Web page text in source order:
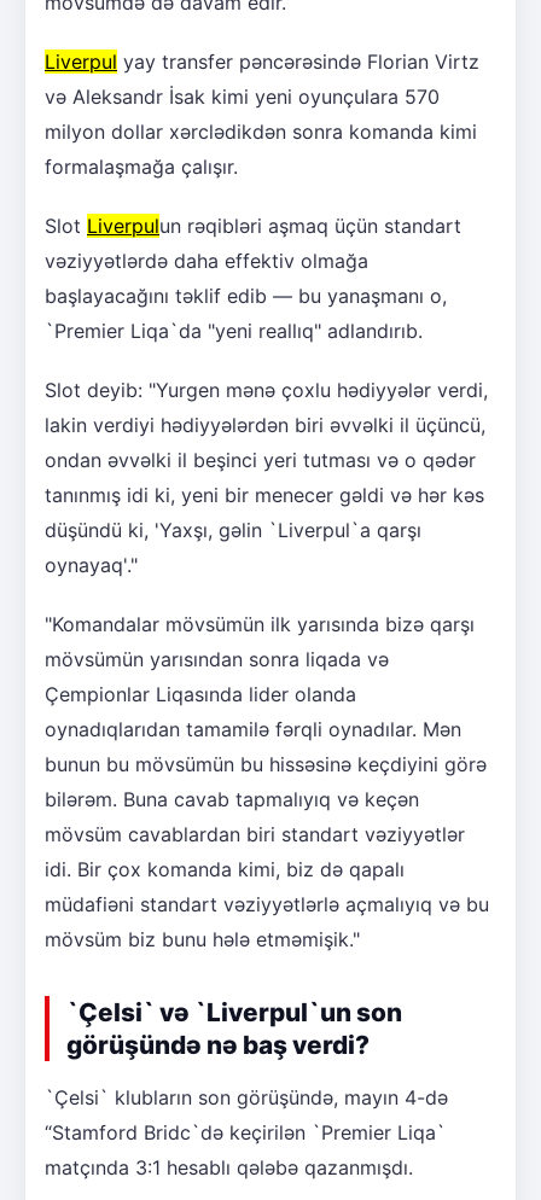
Liverpul yay transfer pəncərəsində Florian Virtz
və Aleksandr İsak kimi yeni oyunçulara 570
milyon dollar xərclədikdən sonra komanda kimi
formalaşmağa çalışır.
Slot Liverpulun rəqibləri aşmaq üçün standart
vəziyyətlərdə daha effektiv olmağa
başlayacağını təklif edib — bu yanaşmanı o,
`Premier Liqa`da "yeni reallıq" adlandırıb.
Slot deyib: "Yurgen mənə çoxlu hədiyyələr verdi,
lakin verdiyi hədiyyələrdən biri əvvəlki il üçüncü,
ondan əvvəlki il beşinci yeri tutması və o qədər
tanınmış idi ki, yeni bir menecer gəldi və hər kəs
düşündü ki, 'Yaxşı, gəlin `Liverpul`a qarşı
oynayaq'."
"Komandalar mövsümün ilk yarısında bizə qarşı
mövsümün yarısından sonra liqada və
Çempionlar Liqasında lider olanda
oynadıqlarıdan tamamilə fərqli oynadılar. Mən
bunun bu mövsümün bu hissəsinə keçdiyini görə
bilərəm. Buna cavab tapmalıyıq və keçən
mövsüm cavablardan biri standart vəziyyətlər
idi. Bir çox komanda kimi, biz də qapalı
müdafiəni standart vəziyyətlərlə açmalıyıq və bu
mövsüm biz bunu hələ etməmişik."
`Çelsi` və `Liverpul`un son
görüşündə nə baş verdi?
`Çelsi` klubların son görüşündə, mayın 4-də
“Stamford Bridc`də keçirilən `Premier Liqa`
matçında 3:1 hesablı qələbə qazanmışdı.